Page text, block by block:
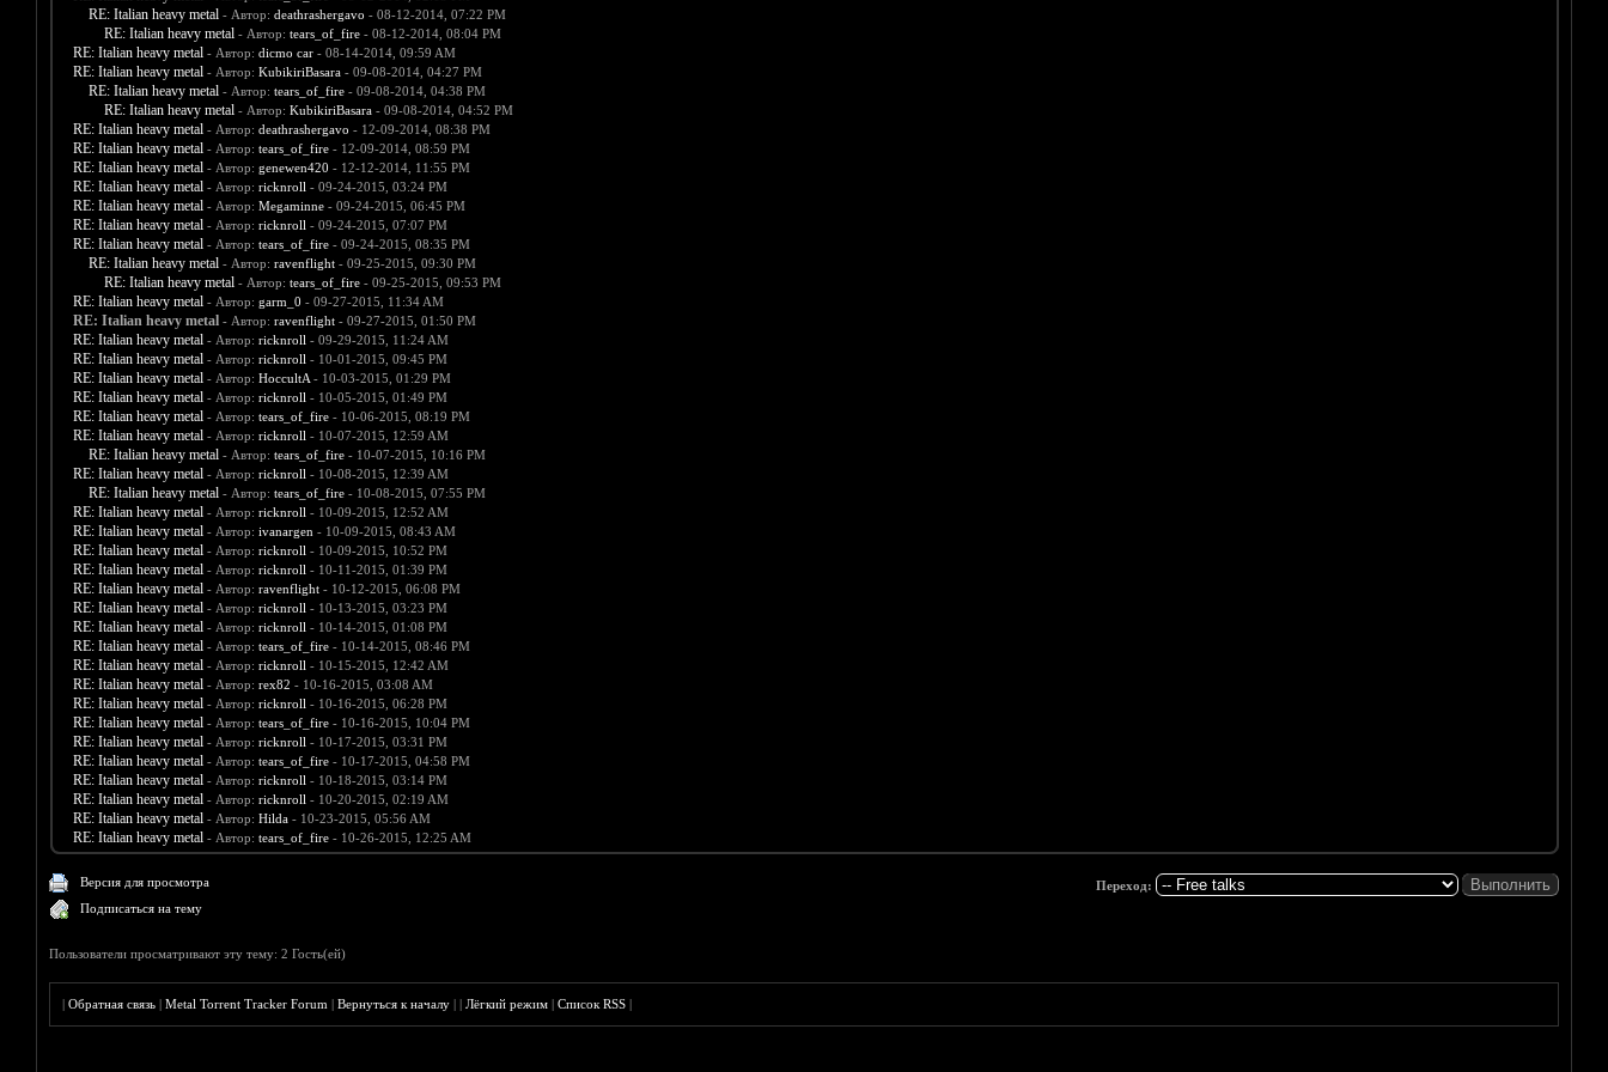
RE: Italian heavy metal - Автор: deathrashergavo - 08-12-2014, 07:22 PM
RE: Italian heavy metal - Автор: tears_of_fire- 08-12-2014, 08:04 PM
RE: Italian heavy metal - Автор: dicmo car- 08-14-2014, 09:59 AM
RE: Italian heavy metal - Автор: KubikiriBasara- 09-08-2014, 04:27 PM
RE: Italian heavy metal - Автор: tears_of_fire- 09-08-2014, 04:38 PM
RE: Italian heavy metal - Автор: KubikiriBasara- 09-08-2014, 04:52 PM
RE: Italian heavy metal - Автор: deathrashergavo - 12-09-2014, 08:38 PM
RE: Italian heavy metal - Автор: tears_of_fire- 12-09-2014, 08:59 PM
RE: Italian heavy metal - Автор: genewen420 - 12-12-2014, 11:55 PM
RE: Italian heavy metal - Автор: ricknroll - 09-24-2015, 03:24 PM
RE: Italian heavy metal - Автор: Megaminne- 09-24-2015, 06:45 PM
RE: Italian heavy metal - Автор: ricknroll - 09-24-2015, 07:07 PM
RE: Italian heavy metal - Автор: tears_of_fire- 09-24-2015, 08:35 PM
RE: Italian heavy metal - Автор: ravenflight- 09-25-2015, 09:30 PM
RE: Italian heavy metal - Автор: tears_of_fire- 09-25-2015, 09:53 PM
RE: Italian heavy metal - Автор: garm_0 - 09-27-2015, 11:34 AM
RE: Italian heavy metal - Автор: ravenflight- 09-27-2015, 01:50 PM
RE: Italian heavy metal - Автор: ricknroll - 09-29-2015, 11:24 AM
RE: Italian heavy metal - Автор: ricknroll - 10-01-2015, 09:45 PM
RE: Italian heavy metal - Автор: HoccultA- 10-03-2015, 01:29 PM
RE: Italian heavy metal - Автор: ricknroll - 10-05-2015, 01:49 PM
RE: Italian heavy metal - Автор: tears_of_fire- 10-06-2015, 08:19 PM
RE: Italian heavy metal - Автор: ricknroll - 10-07-2015, 12:59 AM
RE: Italian heavy metal - Автор: tears_of_fire- 10-07-2015, 10:16 PM
RE: Italian heavy metal - Автор: ricknroll - 10-08-2015, 12:39 AM
RE: Italian heavy metal - Автор: tears_of_fire- 10-08-2015, 07:55 PM
RE: Italian heavy metal - Автор: ricknroll - 10-09-2015, 12:52 AM
RE: Italian heavy metal - Автор: ivanargen - 10-09-2015, 08:43 AM
RE: Italian heavy metal - Автор: ricknroll - 10-09-2015, 10:52 PM
RE: Italian heavy metal - Автор: ricknroll - 10-11-2015, 01:39 PM
RE: Italian heavy metal - Автор: ravenflight- 10-12-2015, 06:08 PM
RE: Italian heavy metal - Автор: ricknroll - 10-13-2015, 03:23 PM
RE: Italian heavy metal - Автор: ricknroll - 10-14-2015, 01:08 PM
RE: Italian heavy metal - Автор: tears_of_fire- 10-14-2015, 08:46 PM
RE: Italian heavy metal - Автор: ricknroll - 10-15-2015, 12:42 AM
RE: Italian heavy metal - Автор: rex82 - 10-16-2015, 03:08 AM
RE: Italian heavy metal - Автор: ricknroll - 10-16-2015, 06:28 PM
RE: Italian heavy metal - Автор: tears_of_fire- 10-16-2015, 10:04 PM
RE: Italian heavy metal - Автор: ricknroll - 10-17-2015, 03:31 PM
RE: Italian heavy metal - Автор: tears_of_fire- 10-17-2015, 04:58 PM
RE: Italian heavy metal - Автор: ricknroll - 10-18-2015, 03:14 PM
RE: Italian heavy metal - Автор: ricknroll - 10-20-2015, 02:19 AM
RE: Italian heavy metal - Автор: Hilda- 10-23-2015, 05:56 AM
RE: Italian heavy metal - Автор: tears_of_fire- 10-26-2015, 12:25 AM
Версия для просмотра
Подписаться на тему
Переход:
Пользователи просматривают эту тему: 2 Гость(ей)
|Обратная связь |Metal Torrent Tracker Forum |Вернуться к началу ||Лёгкий режим |Список RSS |